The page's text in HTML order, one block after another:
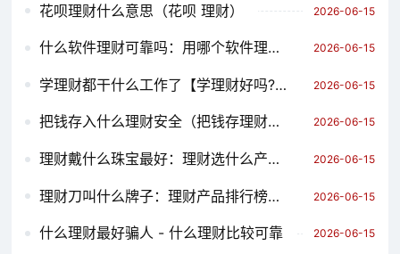
花呗理财什么意思（花呗 理财） 2026-06-15
什么软件理财可靠吗：用哪个软件理财最好 2026-06-15
学理财都干什么工作了【学理财好吗?】 2026-06-15
把钱存入什么理财安全（把钱存理财安全吗） 2026-06-15
理财戴什么珠宝最好：理财选什么产品比较好 2026-06-15
理财刀叫什么牌子：理财产品排行榜前十名 2026-06-15
什么理财最好骗人 - 什么理财比较可靠 2026-06-15